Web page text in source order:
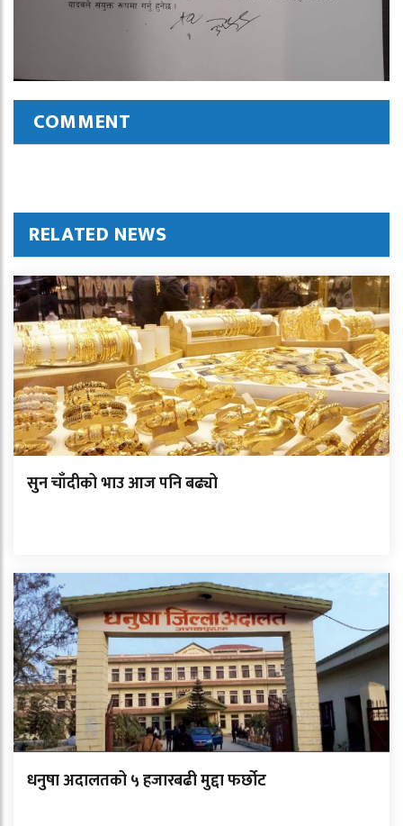
COMMENT
RELATED NEWS
सुन चाँदीको भाउ आज पनि बढ्यो
धनुषा अदालतको ५ हजारबढी मुद्दा फर्छोट